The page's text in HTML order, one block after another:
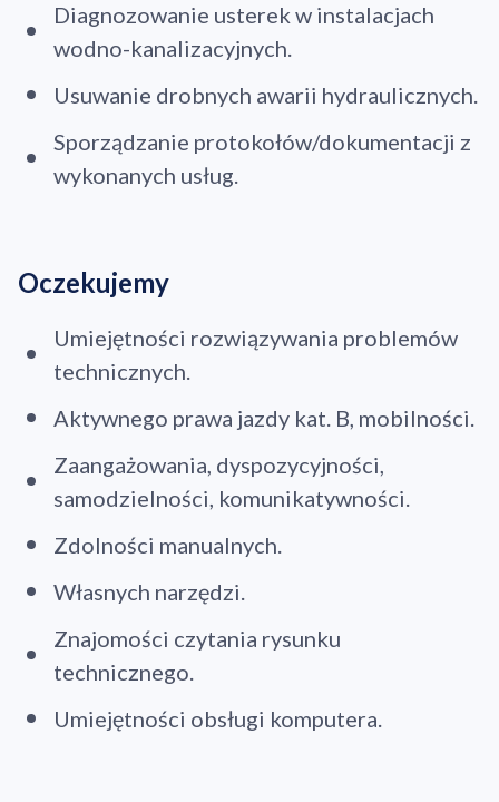
Diagnozowanie usterek w instalacjach
wodno-kanalizacyjnych.
Usuwanie drobnych awarii hydraulicznych.
Sporządzanie protokołów/dokumentacji z
wykonanych usług.
Oczekujemy
Umiejętności rozwiązywania problemów
technicznych.
Aktywnego prawa jazdy kat. B, mobilności.
Zaangażowania, dyspozycyjności,
samodzielności, komunikatywności.
Zdolności manualnych.
Własnych narzędzi.
Znajomości czytania rysunku
technicznego.
Umiejętności obsługi komputera.